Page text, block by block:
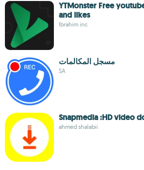
YTMonster Free
and likes
Ibrahim inc
مسجل المكالمات
SA
Snapmedia :HD video
ahmed shalabii